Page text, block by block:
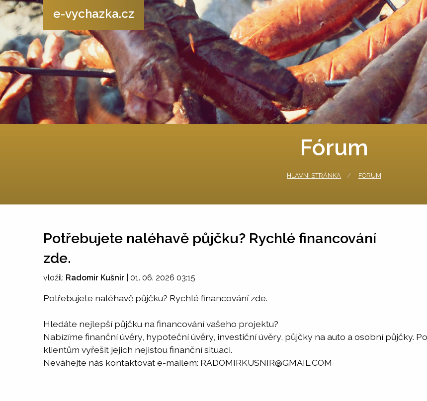
e-vychazka.cz
Fórum
HLAVNÍ STRÁNKA FÓRUM
Potřebujete naléhavě půjčku? Rychlé financování
zde.
vložil: Radomir Kušnír 01. 06. 2026 03:15
Potřebujete naléhavě půjčku? Rychlé financování zde.
Hledáte nejlepší půjčku na financování vašeho projektu?
Nabízíme finanční úvěry, hypoteční úvěry, investiční úvěry, půjčky na auto a osobní půjčky.
klientům vyřešit jejich nejistou finanční situaci.
Neváhejte nás kontaktovat e-mailem: RADOMIRKUSNIR@GMAIL.COM